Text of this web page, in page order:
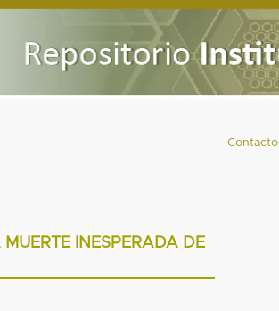
Contacto
INESPERADA DE